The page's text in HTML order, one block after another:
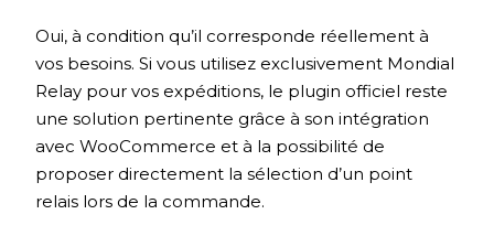
Oui, à condition qu’il corresponde réellement à
vos besoins. Si vous utilisez exclusivement Mondial
Relay pour vos expéditions, le plugin officiel reste
une solution pertinente grâce à son intégration
avec WooCommerce et à la possibilité de
proposer directement la sélection d’un point
relais lors de la commande.